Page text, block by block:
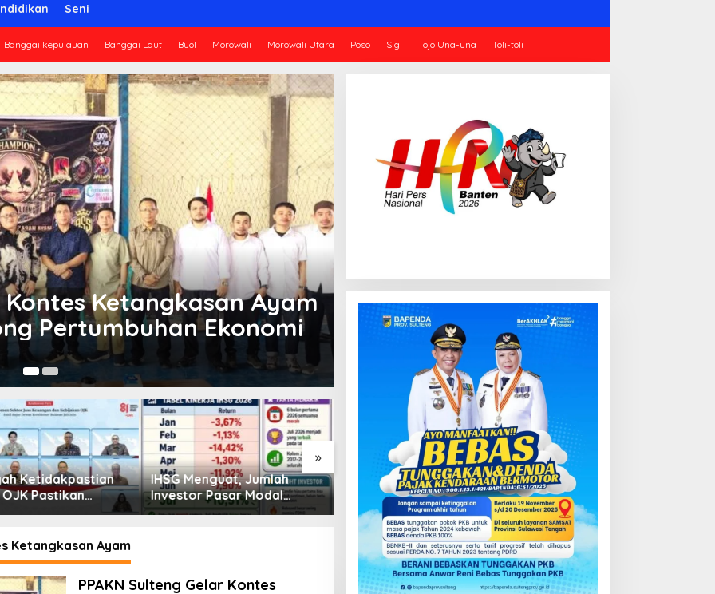
Seni
Banggai kepulauan Banggai Laut Buol Morowali Morowali Utara Poso Sigi Tojo Una-una Toli-toli
,Kriminal,Lingkungan,Viral
Adu Ayam di Jalan
Ayam Sabung & Tarif
PPAKN Sulteng Gelar Kontes
yang Legal dan Dorong
»
Jumlah
Pasar Modal
Pembiayaan Tumbuh
Positif, Ini Kondisi Terkini
Sektor PVML hingga Juni
Kondisi Perkembangan
Sektor Asuransi,
Penjaminan dan Dana
Pensiun Juni 2026
Kredit Perbankan Tumbuh
12,67 Persen, Kualitas Aset
dan Ketahanan Modal
Tetap Kokoh Juni 2026
Ketangkasan Ayam
PPAKN Sulteng Gelar Kontes